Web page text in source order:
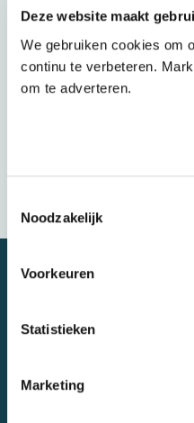
Deze website maakt
We gebruiken cookies om
continu te verbeteren.
om te adverteren.
Noodzakelijk
Voorkeuren
Statistieken
Marketing
tot timing en toon.
stap richting
zorg waarin
ondersteunt in plaats
Let's talk
Contact